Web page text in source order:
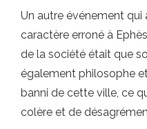
Un autre événement qui
caractère erroné à
de la société était que
également philosophe
banni de cette ville, ce
colère et de